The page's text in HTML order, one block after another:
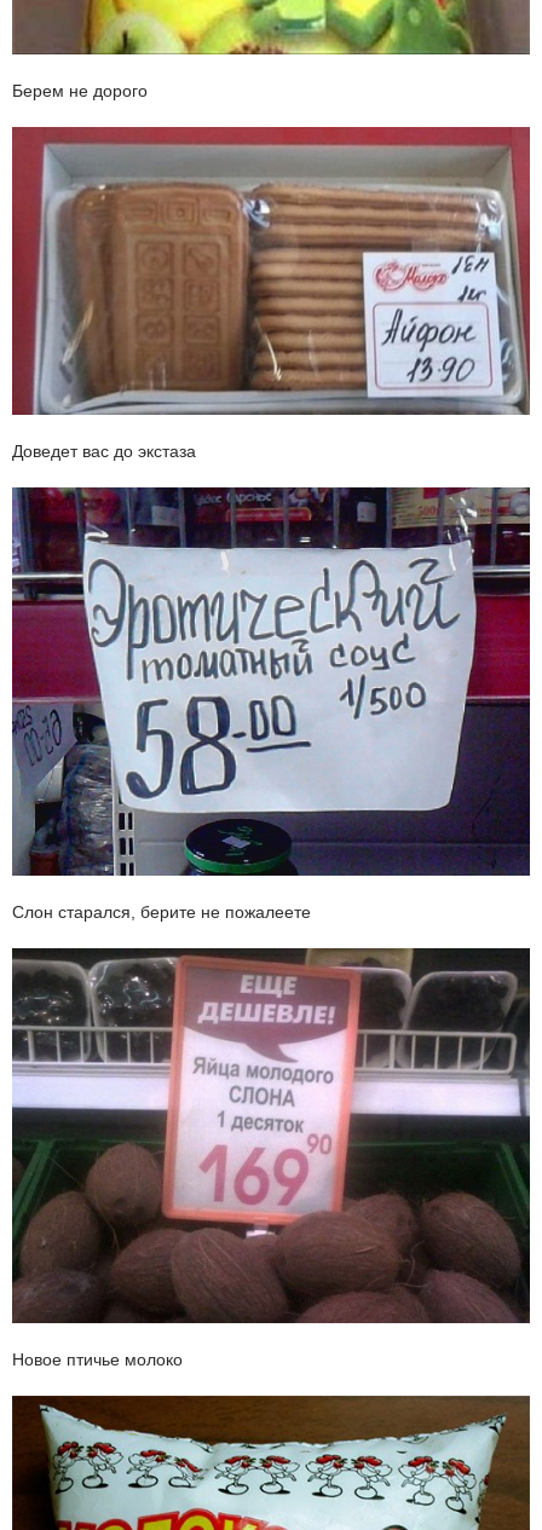
Берем не дорого
Доведет вас до экстаза
Слон старался, берите не пожалеете
Новое птичье молоко